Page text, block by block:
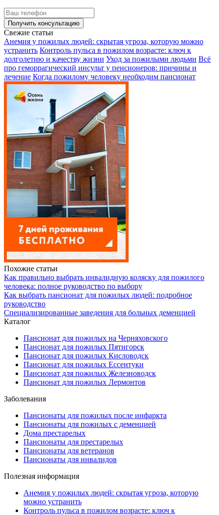
Получить консультацию
Свежие статьи
Анемия у пожилых людей: скрытая угроза, которую можно
устранить Контроль пульса в пожилом возрасте: ключ к
долголетию и качеству жизни Уход за пожилыми людьми Всё
про геморрагический инсульт у пенсионеров: причины и
лечение Когда пожилому человеку необходим пансионат
Похожие статьи
Как правильно выбрать инвалидную коляску для пожилого
человека: полное руководство по выбору
Как выбрать пансионат для пожилых людей: подробное
руководство
Специализированные заведения для больных деменцией
Каталог
Пансионат для пожилых на Черняховского
Пансионат для пожилых Пятигорск
Пансионат для пожилых Кисловодск
Пансионат для пожилых Ессентуки
Пансионат для пожилых Железноводск
Пансионат для пожилых Лермонтов
Заболевания
Пансионаты для пожилых после инфаркта
Пансионаты для пожилых с деменцией
Дома престарелых
Пансионаты для престарелых
Пансионаты для ветеранов
Пансионаты для инвалидов
Полезная информация
Анемия у пожилых людей: скрытая угроза, которую
можно устранить
Контроль пульса в пожилом возрасте: ключ к